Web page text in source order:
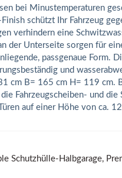
bei Minustemperaturen
schützt Ihr Fahrzeug
verhindern eine
der Unterseite sorgen für
passgenaue Form.
und
cm B= 165 cm H= 119 cm.
Fahrzeugscheiben- und die
auf einer Höhe von ca.
Schutzhülle-Halbgarage,